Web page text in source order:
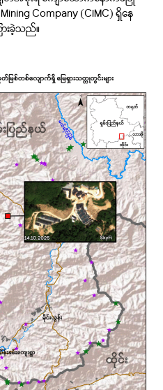
Company (CIMC) ရှိနေ
ားခဲ့သည်။